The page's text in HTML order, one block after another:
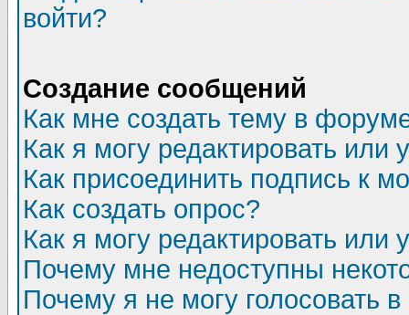
войти?
Создание сообщений
Как мне создать тему в
Как я могу редактировать или
Как присоединить подпись к
Как создать опрос?
Как я могу редактировать или
Почему мне недоступны
Почему я не могу голосовать